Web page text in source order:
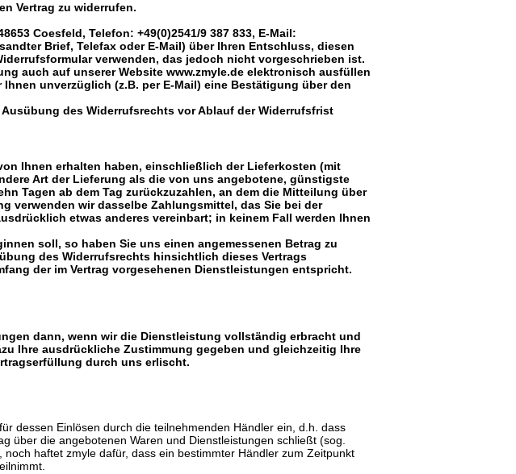
Vertrag zu widerrufen.
Coesfeld, Telefon: +49(0)2541/9 387 833, E-Mail:
Brief, Telefax oder E-Mail) über Ihren Entschluss, diesen
verwenden, das jedoch nicht vorgeschrieben ist.
auch auf unserer Website www.zmyle.de elektronisch ausfüllen
unverzüglich (z.B. per E-Mail) eine Bestätigung über den
des Widerrufsrechts vor Ablauf der Widerrufsfrist
Ihnen erhalten haben, einschließlich der Lieferkosten (mit
Art der Lieferung als die von uns angebotene, günstigste
Tagen ab dem Tag zurückzuzahlen, an dem die Mitteilung über
verwenden wir dasselbe Zahlungsmittel, das Sie bei der
etwas anderes vereinbart; in keinem Fall werden Ihnen
soll, so haben Sie uns einen angemessenen Betrag zu
des Widerrufsrechts hinsichtlich dieses Vertrags
der im Vertrag vorgesehenen Dienstleistungen entspricht.
dann, wenn wir die Dienstleistung vollständig erbracht und
Ihre ausdrückliche Zustimmung gegeben und gleichzeitig Ihre
durch uns erlischt.
dessen Einlösen durch die teilnehmenden Händler ein, d.h. dass
über die angebotenen Waren und Dienstleistungen schließt (sog.
haftet zmyle dafür, dass ein bestimmter Händler zum Zeitpunkt